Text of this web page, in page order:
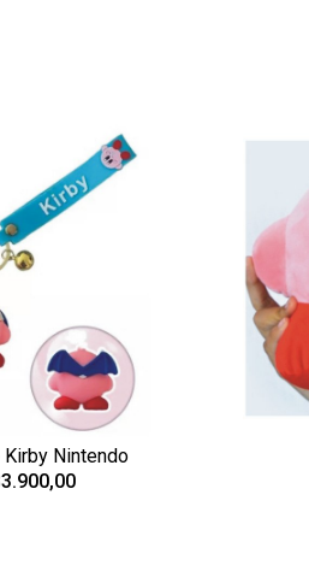
Kirby Nintendo